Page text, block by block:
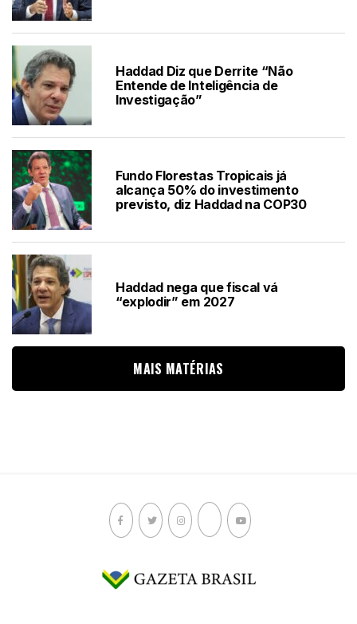
Haddad Diz que Derrite “Não
Entende de Inteligência de
Investigação”
Fundo Florestas Tropicais já
alcança 50% do investimento
previsto, diz Haddad na COP30
Haddad nega que fiscal vá
“explodir” em 2027
MAIS MATÉRIAS